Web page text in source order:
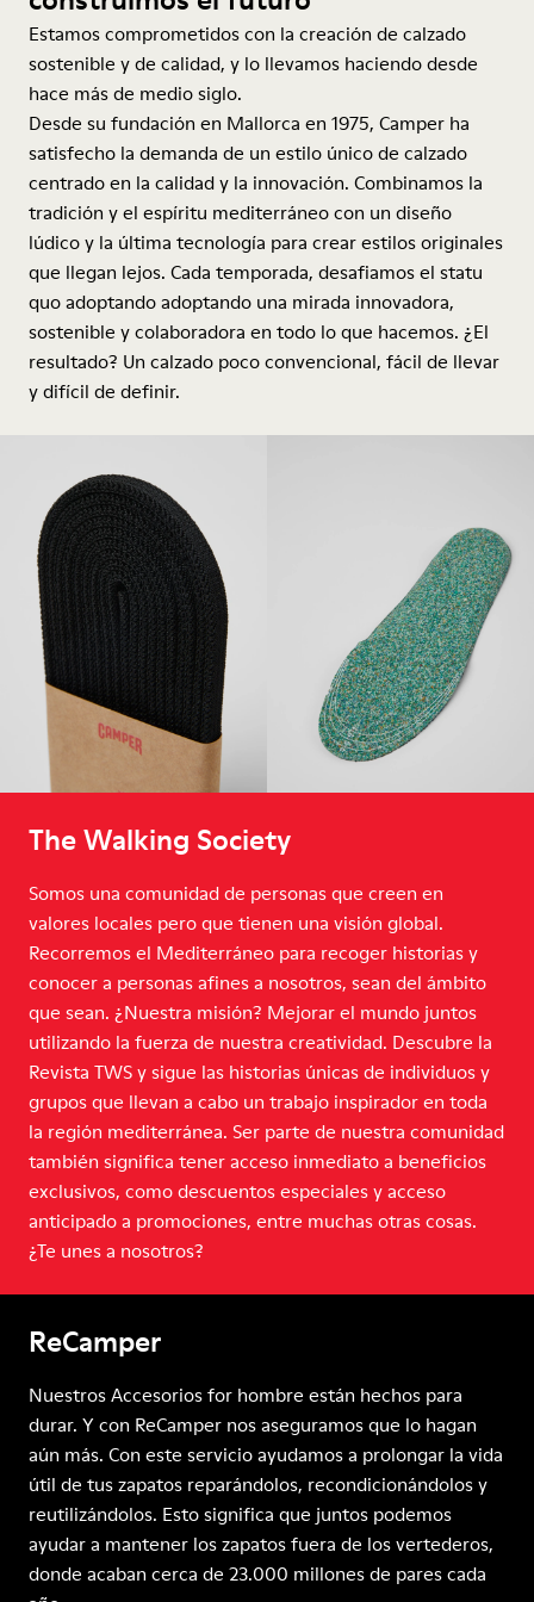
Estamos comprometidos con la creación de calzado
sostenible y de calidad, y lo llevamos haciendo desde
hace más de medio siglo.
Desde su fundación en Mallorca en 1975, Camper ha
satisfecho la demanda de un estilo único de calzado
centrado en la calidad y la innovación. Combinamos la
tradición y el espíritu mediterráneo con un diseño
lúdico y la última tecnología para crear estilos originales
que llegan lejos. Cada temporada, desafiamos el statu
quo adoptando adoptando una mirada innovadora,
sostenible y colaboradora en todo lo que hacemos. ¿El
resultado? Un calzado poco convencional, fácil de llevar
y difícil de definir.
The Walking Society
Somos una comunidad de personas que creen en
valores locales pero que tienen una visión global.
Recorremos el Mediterráneo para recoger historias y
conocer a personas afines a nosotros, sean del ámbito
que sean. ¿Nuestra misión? Mejorar el mundo juntos
utilizando la fuerza de nuestra creatividad. Descubre la
Revista TWS y sigue las historias únicas de individuos y
grupos que llevan a cabo un trabajo inspirador en toda
la región mediterránea. Ser parte de nuestra comunidad
también significa tener acceso inmediato a beneficios
exclusivos, como descuentos especiales y acceso
anticipado a promociones, entre muchas otras cosas.
¿Te unes a nosotros?
ReCamper
Nuestros Accesorios for hombre están hechos para
durar. Y con ReCamper nos aseguramos que lo hagan
aún más. Con este servicio ayudamos a prolongar la vida
útil de tus zapatos reparándolos, recondicionándolos y
reutilizándolos. Esto significa que juntos podemos
ayudar a mantener los zapatos fuera de los vertederos,
donde acaban cerca de 23.000 millones de pares cada